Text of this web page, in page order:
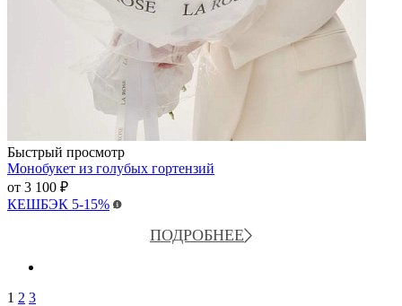
Быстрый просмотр
Монобукет из голубых гортензий
от 3 100 ₽
КЕШБЭК 5-15%
ПОДРОБНЕЕ
1 2 3